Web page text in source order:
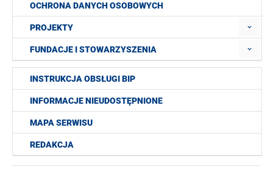
OCHRONA DANYCH OSOBOWYCH
PROJEKTY
FUNDACJE I STOWARZYSZENIA
INSTRUKCJA OBSŁUGI BIP
INFORMACJE NIEUDOSTĘPNIONE
MAPA SERWISU
REDAKCJA